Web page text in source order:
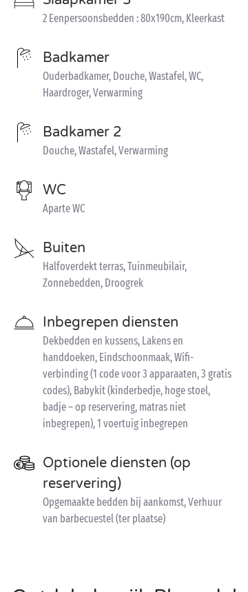
2 Eenpersoonsbedden : 80x190cm, Kleerkast
Badkamer
Ouderbadkamer, Douche, Wastafel, WC,
Haardroger, Verwarming
Badkamer 2
Douche, Wastafel, Verwarming
WC
Aparte WC
Buiten
Halfoverdekt terras, Tuinmeubilair,
Zonnebedden, Droogrek
Inbegrepen diensten
Dekbedden en kussens, Lakens en
handdoeken, Eindschoonmaak, Wifi-
verbinding (1 code voor 3 apparaaten, 3 gratis
codes), Babykit (kinderbedje, hoge stoel,
badje – op reservering, matras niet
inbegrepen), 1 voertuig inbegrepen
Optionele diensten (op
reservering)
Opgemaakte bedden bij aankomst, Verhuur
van barbecuestel (ter plaatse)